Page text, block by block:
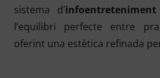
sistema d’
l’equilibri perfecte entre
oferint una estètica refinada